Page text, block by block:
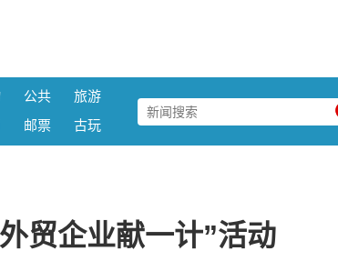
公共
旅游
邮票 古玩
贸企业献一计”活动